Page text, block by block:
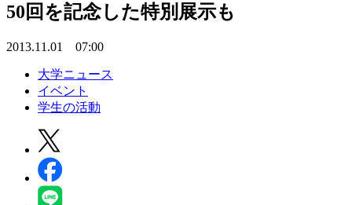
50回を記念した特別展示も
2013.11.01 07:00
大学ニュース
イベント
学生の活動